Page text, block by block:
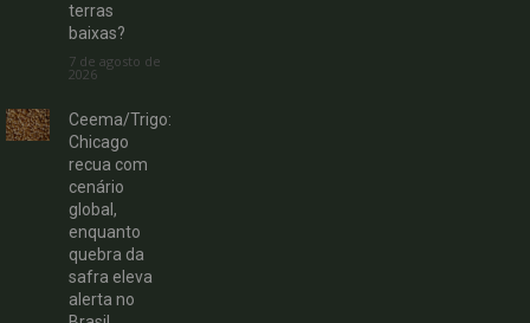
terras
baixas?
7 de agosto de
2026
Ceema/Trigo:
Chicago
recua com
cenário
global,
enquanto
quebra da
safra eleva
alerta no